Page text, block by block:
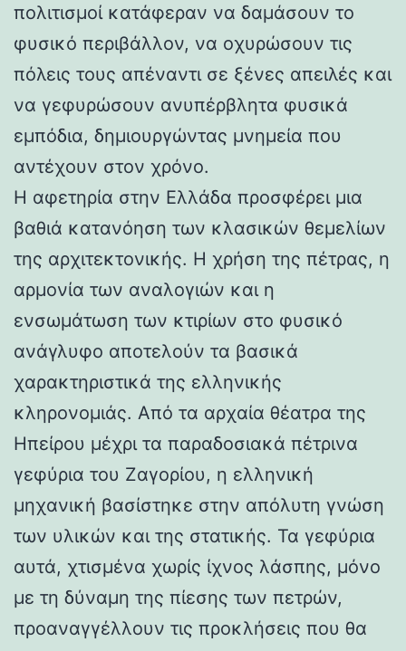
πολιτισμοί κατάφεραν να δαμάσουν το
φυσικό περιβάλλον, να οχυρώσουν τις
πόλεις τους απέναντι σε ξένες απειλές και
να γεφυρώσουν ανυπέρβλητα φυσικά
εμπόδια, δημιουργώντας μνημεία που
αντέχουν στον χρόνο.
Η αφετηρία στην Ελλάδα προσφέρει μια
βαθιά κατανόηση των κλασικών θεμελίων
της αρχιτεκτονικής. Η χρήση της πέτρας, η
αρμονία των αναλογιών και η
ενσωμάτωση των κτιρίων στο φυσικό
ανάγλυφο αποτελούν τα βασικά
χαρακτηριστικά της ελληνικής
κληρονομιάς. Από τα αρχαία θέατρα της
Ηπείρου μέχρι τα παραδοσιακά πέτρινα
γεφύρια του Ζαγορίου, η ελληνική
μηχανική βασίστηκε στην απόλυτη γνώση
των υλικών και της στατικής. Τα γεφύρια
αυτά, χτισμένα χωρίς ίχνος λάσπης, μόνο
με τη δύναμη της πίεσης των πετρών,
προαναγγέλλουν τις προκλήσεις που θα